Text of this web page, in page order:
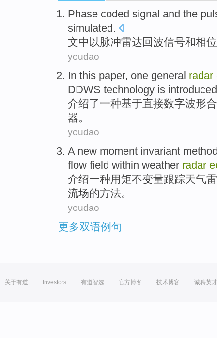
Phase coded signal and the
simulated.
文中以脉冲雷达回波信号和相位
youdao
In this paper, one general radar
DDWS technology is introduced
介绍了一种基于直接数字波形
器。
youdao
A new moment invariant
flow field within weather radar
介绍一种用矩不变量跟踪天气
流场的方法。
youdao
更多双语例句
关于有道 Investors 有道智选 官方博客 技术博客 诚聘英才